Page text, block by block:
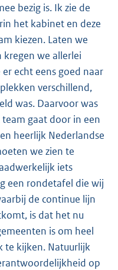
bezig is. Ik zie de
het kabinet en deze
kiezen. Laten we
kregen we allerlei
echt eens goed naar
verschillend,
was. Daarvoor was
gaat door in een
heerlijk Nederlandse
we zien te
iets
een rondetafel die wij
de continue lijn
is dat het nu
is om heel
te kijken. Natuurlijk
op